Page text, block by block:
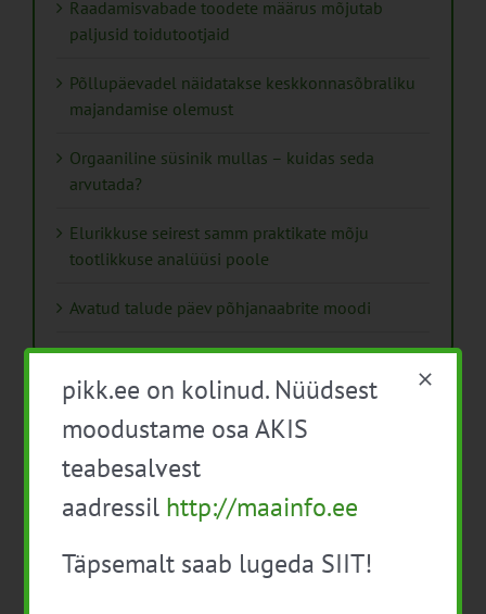
Raadamisvabade toodete määrus mõjutab
paljusid toidutootjaid
Põllupäevadel näidatakse keskkonnasõbraliku
majandamise olemust
Orgaaniline süsinik mullas – kuidas seda
arvutada?
Elurikkuse seirest samm praktikate mõju
tootlikkuse analüüsi poole
Avatud talude päev põhjanaabrite moodi
Arhiiv
Arhiiv
pikk.ee on kolinud. Nüüdsest
moodustame osa AKIS
teabesalvest
aadressil http://maainfo.ee
Täpsemalt saab lugeda SIIT!